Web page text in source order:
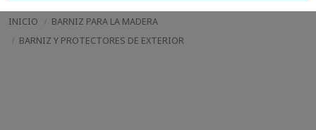
INICIO
BARNIZ PARA LA MADERA
BARNIZ Y PROTECTORES DE EXTERIOR